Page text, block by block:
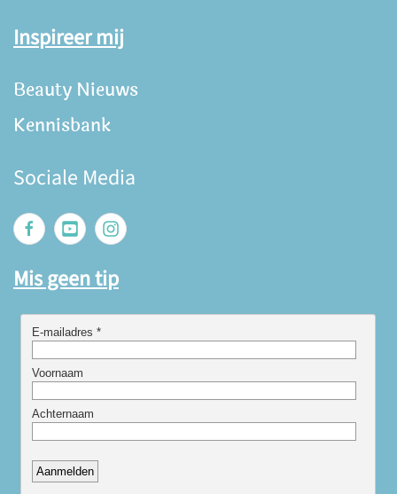
Inspireer mij
Beauty Nieuws
Kennisbank
Sociale Media
Mis geen tip